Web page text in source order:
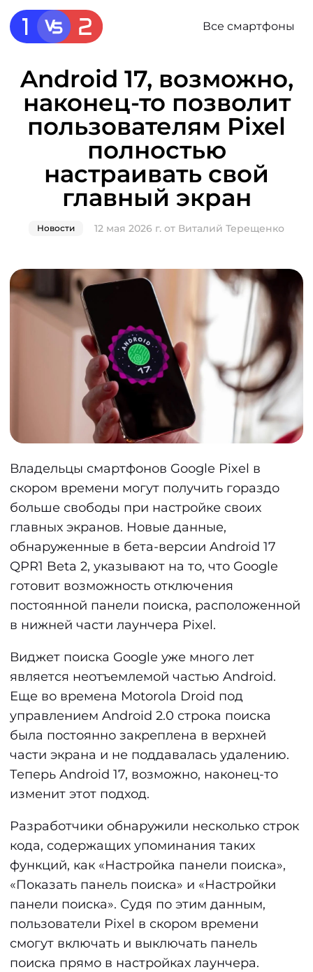
Все смартфоны
Android 17, возможно,
наконец-то позволит
пользователям Pixel
полностью
настраивать свой
главный экран
Новости 12 мая 2026 г. от Виталий Терещенко
Владельцы смартфонов Google Pixel в
скором времени могут получить гораздо
больше свободы при настройке своих
главных экранов. Новые данные,
обнаруженные в бета-версии Android 17
QPR1 Beta 2, указывают на то, что Google
готовит возможность отключения
постоянной панели поиска, расположенной
в нижней части лаунчера Pixel.
Виджет поиска Google уже много лет
является неотъемлемой частью Android.
Еще во времена Motorola Droid под
управлением Android 2.0 строка поиска
была постоянно закреплена в верхней
части экрана и не поддавалась удалению.
Теперь Android 17, возможно, наконец-то
изменит этот подход.
Разработчики обнаружили несколько строк
кода, содержащих упоминания таких
функций, как «Настройка панели поиска»,
«Показать панель поиска» и «Настройки
панели поиска». Судя по этим данным,
пользователи Pixel в скором времени
смогут включать и выключать панель
поиска прямо в настройках лаунчера.